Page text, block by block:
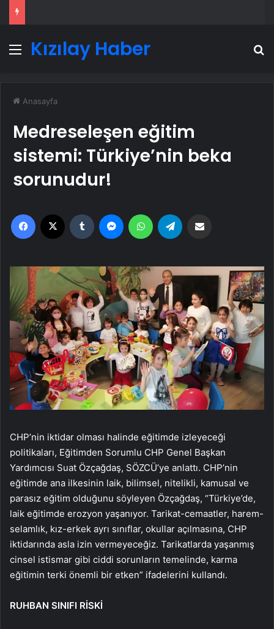
Menü
Kızılay Haber
Anasayfa
Medreseleşen eğitim
sistemi: Türkiye’nin beka
sorunudur!
Facebook Tumblr MessengerWhatsApp
CHP’nin iktidar olması halinde eğitimde izleyeceği
politikaları, Eğitimden Sorumlu CHP Genel Başkan
Yardımcısı Suat Özçağdaş, SÖZCÜ’ye anlattı. CHP’nin
eğitimde ana ilkesinin laik, bilimsel, nitelikli, kamusal ve
parasız eğitim olduğunu söyleyen Özçağdaş, “Türkiye’de,
laik eğitimde erozyon yaşanıyor. Tarikat-cemaatler, harem-
selamlık, kız-erkek ayrı sınıflar, okullar açılmasına, CHP
iktidarında asla izin vermeyeceğiz. Tarikatlarda yaşanmış
cinsel istismar gibi ciddi sorunların temelinde, karma
eğitimin terki önemli bir etken” ifadelerini kullandı.
RUHBAN SINIFI RİSKİ